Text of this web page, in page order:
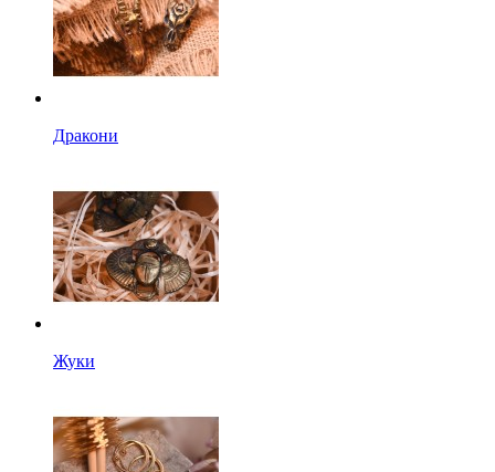
Дракони
Жуки